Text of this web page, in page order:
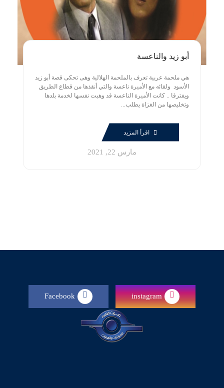
أبو زيد والناعسة
هي ملحمة عربية تعرف بالملحمة الهلالية وهى تحكى قصة أبو زيد
الأسود ولقائه مع الأميرة ناعسة والتي أنقذها من قطاع الطريق
ويفترقا .. كانت الأميرة الناعسة قد وهبت نفسها لخدمة بلدها
وتخليصها من الغزاة يطلب...
اقرأ المزيد
مارس 22, 2021
instagram
Facebook